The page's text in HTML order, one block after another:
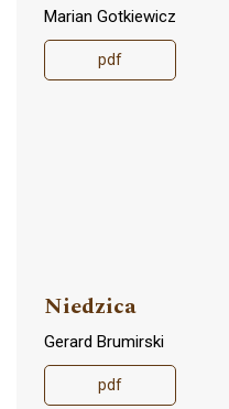
Marian Gotkiewicz
pdf
Niedzica
Gerard Brumirski
pdf